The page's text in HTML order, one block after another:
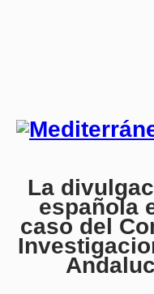
La
española
caso del